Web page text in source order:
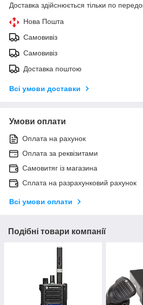
Доставка здійснюється тільки по
Нова Пошта
Самовивіз
Самовивіз
Доставка поштою
Всі умови доставки
Умови оплати
Оплата на рахунок
Оплата за реквізитами
Самовитяг із магазина
Сплата на разрахунковий рахунок
Всі умови оплати
Подібні товари компанії